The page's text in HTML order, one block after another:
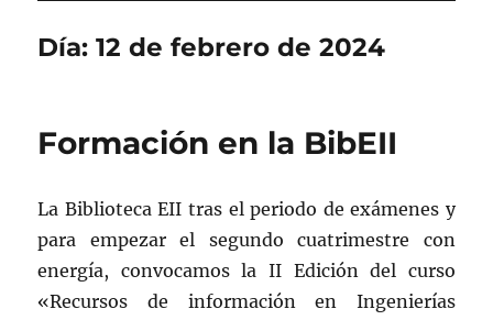
Día:12 de febrero de 2024
Formación en la BibEII
La Biblioteca EII tras el periodo de exámenes y
para empezar el segundo cuatrimestre con
energía, convocamos la II Edición del curso
«Recursos de información en Ingenierías